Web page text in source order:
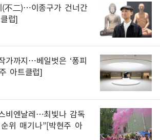
(不二)…이종구가 건너간
럽]
가까지…베일벗은 ‘퐁피
아트클럽]
비엔날레…최빛나 감독
위 매기나”[박현주 아